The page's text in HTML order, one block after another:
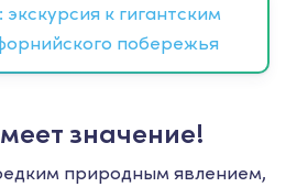
к гигантским
побережья
значение!
природным явлением,